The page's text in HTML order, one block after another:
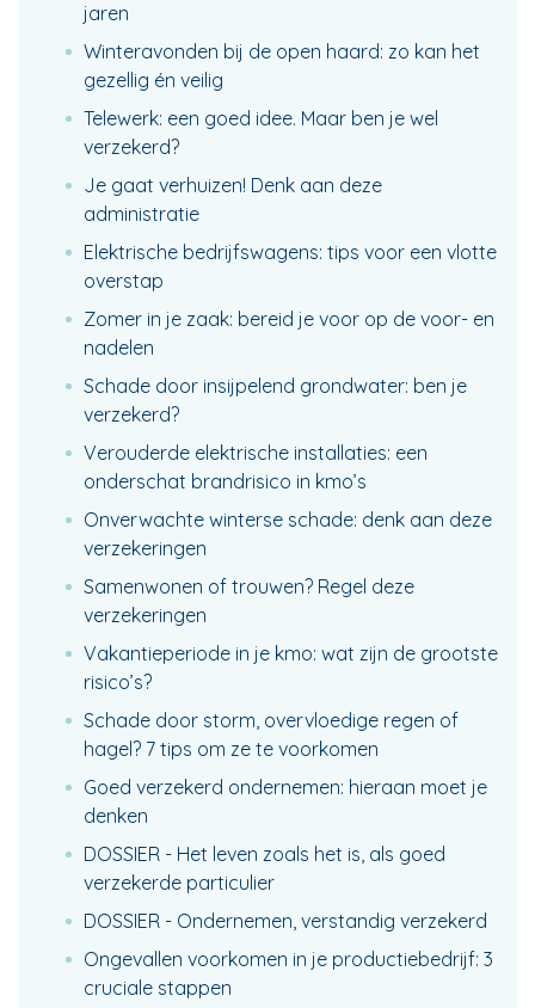
jaren
Winteravonden bij de open haard: zo kan het
gezellig én veilig
Telewerk: een goed idee. Maar ben je wel
verzekerd?
Je gaat verhuizen! Denk aan deze
administratie
Elektrische bedrijfswagens: tips voor een vlotte
overstap
Zomer in je zaak: bereid je voor op de voor- en
nadelen
Schade door insijpelend grondwater: ben je
verzekerd?
Verouderde elektrische installaties: een
onderschat brandrisico in kmo’s
Onverwachte winterse schade: denk aan deze
verzekeringen
Samenwonen of trouwen? Regel deze
verzekeringen
Vakantieperiode in je kmo: wat zijn de grootste
risico’s?
Schade door storm, overvloedige regen of
hagel? 7 tips om ze te voorkomen
Goed verzekerd ondernemen: hieraan moet je
denken
DOSSIER - Het leven zoals het is, als goed
verzekerde particulier
DOSSIER - Ondernemen, verstandig verzekerd
Ongevallen voorkomen in je productiebedrijf: 3
cruciale stappen